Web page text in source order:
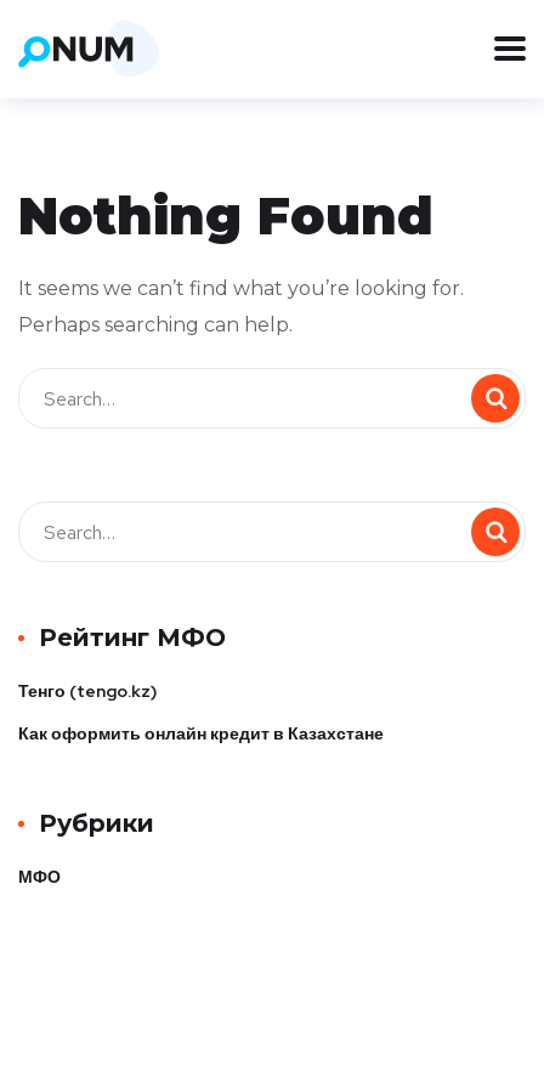
Nothing Found
It seems we can’t find what you’re looking for.
Perhaps searching can help.
Рейтинг МФО
Тенго (tengo.kz)
Как оформить онлайн кредит в Казахстане
Рубрики
МФО